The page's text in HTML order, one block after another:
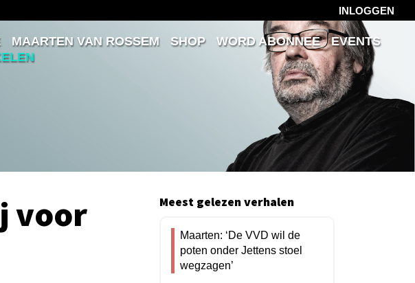
INLOGGEN
MAARTEN VAN ROSSEM SHOP WORD ABONNEE
EVENTS
voor
Meest gelezen verhalen
Maarten: ‘De VVD wil de
poten onder Jettens stoel
wegzagen’